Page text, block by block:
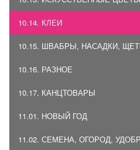
10.14. КЛЕИ
10.15. ШВАБРЫ, НАСАДКИ,
10.16. РАЗНОЕ
10.17. КАНЦТОВАРЫ
11.01. НОВЫЙ ГОД
11.02. СЕМЕНА, ОГОРОД,